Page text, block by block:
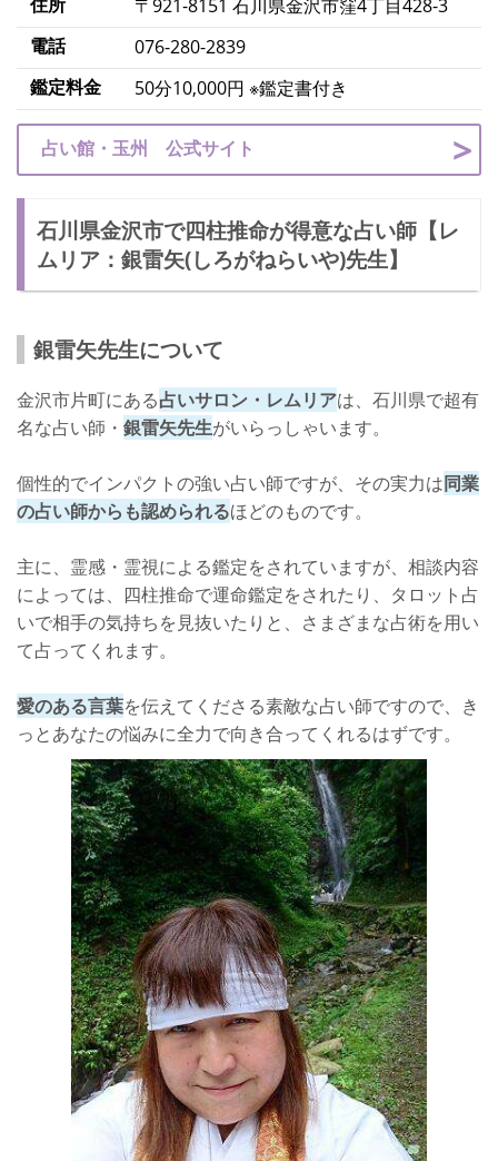
〒921-8151 石川県金沢市窪4丁目428-3
電話
076-280-2839
鑑定料金
50分10,000円 ※鑑定書付き
占い館・玉州 公式サイト
石川県金沢市で四柱推命が得意な占い師【レ
ムリア：銀雷矢(しろがねらいや)先生】
銀雷矢先生について
金沢市片町にある占いサロン・レムリアは、石川県で超有
名な占い師・ 銀雷矢先生がいらっしゃいます。
個性的でインパクトの強い占い師ですが、その実力は同業
の占い師からも認められるほどのものです。
主に、霊感・霊視による鑑定をされていますが、相談内容
によっては、四柱推命で運命鑑定をされたり、タロット占
いで相手の気持ちを見抜いたりと、さまざまな占術を用い
て占ってくれます。
愛のある言葉を伝えてくださる素敵な占い師ですので、き
っとあなたの悩みに全力で向き合ってくれるはずです。